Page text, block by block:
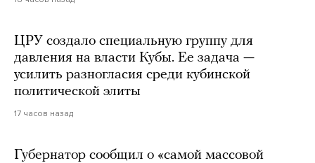
ЦРУ создало специальную группу для
давления на власти Кубы. Ее задача —
усилить разногласия среди кубинской
политической элиты
17 часов назад
Губернатор сообщил о «самой массовой